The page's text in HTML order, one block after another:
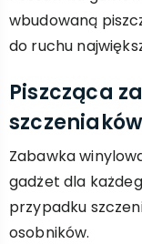
wbudowaną
do ruchu
Piszcząca
Zabawka
gadżet dla
przypadku
osobników.